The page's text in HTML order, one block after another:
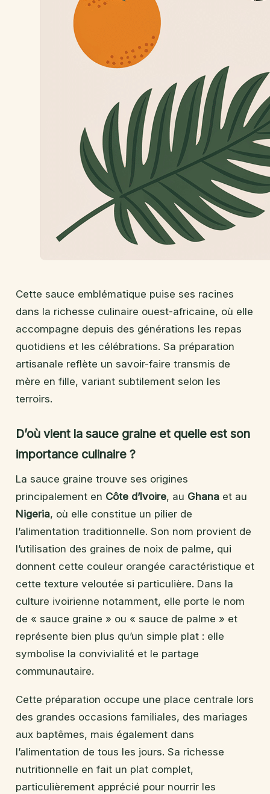
Cette sauce emblématique puise ses racines
dans la richesse culinaire ouest-africaine, où elle
accompagne depuis des générations les repas
quotidiens et les célébrations. Sa préparation
artisanale reflète un savoir-faire transmis de
mère en fille, variant subtilement selon les
terroirs.
D’où vient la sauce graine et quelle est son
importance culinaire ?
La sauce graine trouve ses origines
principalement en Côte d’Ivoire, au Ghana et au
Nigeria, où elle constitue un pilier de
l’alimentation traditionnelle. Son nom provient de
l’utilisation des graines de noix de palme, qui
donnent cette couleur orangée caractéristique et
cette texture veloutée si particulière. Dans la
culture ivoirienne notamment, elle porte le nom
de « sauce graine » ou « sauce de palme » et
représente bien plus qu’un simple plat : elle
symbolise la convivialité et le partage
communautaire.
Cette préparation occupe une place centrale lors
des grandes occasions familiales, des mariages
aux baptêmes, mais également dans
l’alimentation de tous les jours. Sa richesse
nutritionnelle en fait un plat complet,
particulièrement apprécié pour nourrir les